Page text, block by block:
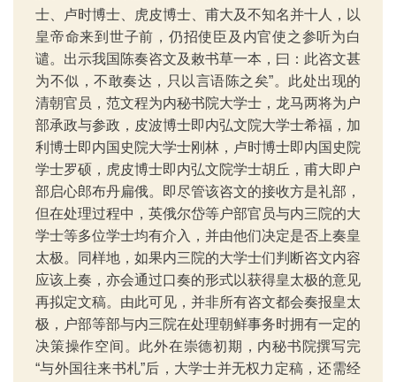
士、卢时博士、虎皮博士、甫大及不知名并十人，以
皇帝命来到世子前，仍招使臣及内官使之参听为白
谴。出示我国陈奏咨文及敕书草一本，曰：此咨文甚
为不似，不敢奏达，只以言语陈之矣”。此处出现的
清朝官员，范文程为内秘书院大学士，龙马两将为户
部承政与参政，皮波博士即内弘文院大学士希福，加
利博士即内国史院大学士刚林，卢时博士即内国史院
学士罗硕，虎皮博士即内弘文院学士胡丘，甫大即户
部启心郎布丹扁俄。即尽管该咨文的接收方是礼部，
但在处理过程中，英俄尔岱等户部官员与内三院的大
学士等多位学士均有介入，并由他们决定是否上奏皇
太极。同样地，如果内三院的大学士们判断咨文内容
应该上奏，亦会通过口奏的形式以获得皇太极的意见
再拟定文稿。由此可见，并非所有咨文都会奏报皇太
极，户部等部与内三院在处理朝鲜事务时拥有一定的
决策操作空间。此外在崇德初期，内秘书院撰写完
“与外国往来书札”后，大学士并无权力定稿，还需经